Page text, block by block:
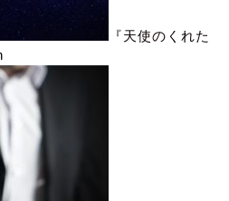
『天使のくれた